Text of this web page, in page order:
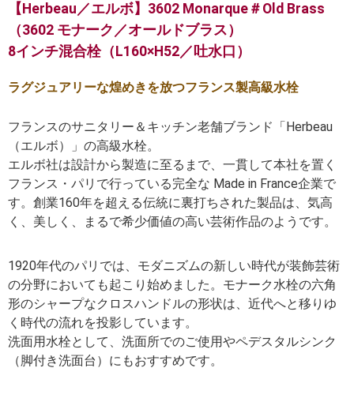
【Herbeau／エルボ】3602 Monarque＃Old Brass
（3602 モナーク／オールドブラス）
8インチ混合栓（L160×H52／吐水口）
ラグジュアリーな煌めきを放つフランス製高級水栓
フランスのサニタリー＆キッチン老舗ブランド「Herbeau
（エルボ）」の高級水栓。
エルボ社は設計から製造に至るまで、一貫して本社を置く
フランス・パリで行っている完全な Made in France企業で
す。創業160年を超える伝統に裏打ちされた製品は、気高
く、美しく、まるで希少価値の高い芸術作品のようです。
1920年代のパリでは、モダニズムの新しい時代が装飾芸術
の分野においても起こり始めました。モナーク水栓の六角
形のシャープなクロスハンドルの形状は、近代へと移りゆ
く時代の流れを投影しています。
洗面用水栓として、洗面所でのご使用やペデスタルシンク
（脚付き洗面台）にもおすすめです。